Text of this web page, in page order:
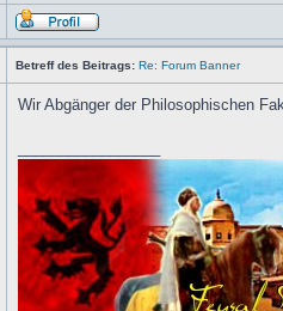
Betreff des Beitrags: Re: Forum Banner
Wir Abgänger der Philosophischen